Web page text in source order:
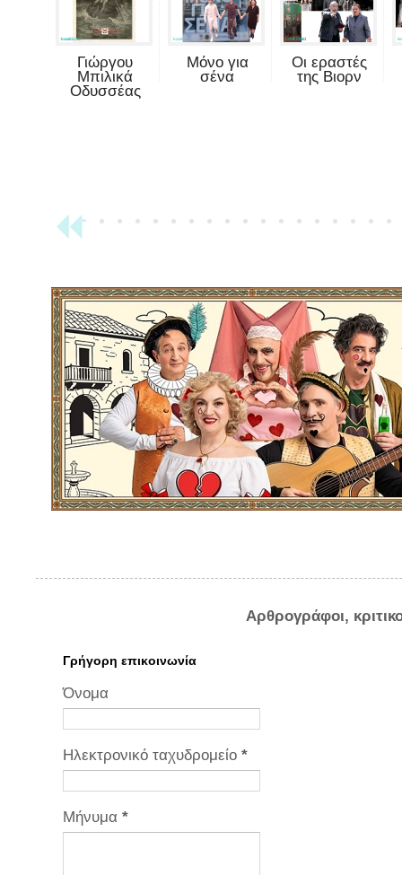
Γιώργου
Μπιλικά
Οδυσσέας
Μόνο για
σένα
Οι εραστές
της Βιορν
Αρθρογράφοι,
Γρήγορη επικοινωνία
Όνομα
Ηλεκτρονικό ταχυδρομείο *
Μήνυμα *